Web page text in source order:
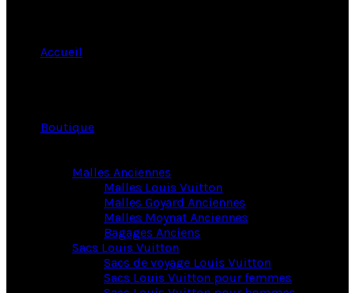
Accueil
Boutique
Malles Anciennes
Malles Louis Vuitton
Malles Goyard Anciennes
Malles Moynat Anciennes
Bagages Anciens
Sacs Louis Vuitton
Sacs de voyage Louis Vuitton
Sacs Louis Vuitton pour femmes